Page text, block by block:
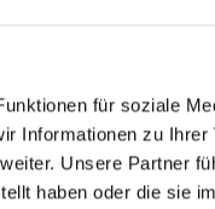
für soziale
Informationen zu Ihrer
Unsere Partner
haben oder die sie
gelang ihm
Siegesserie
weiterhin